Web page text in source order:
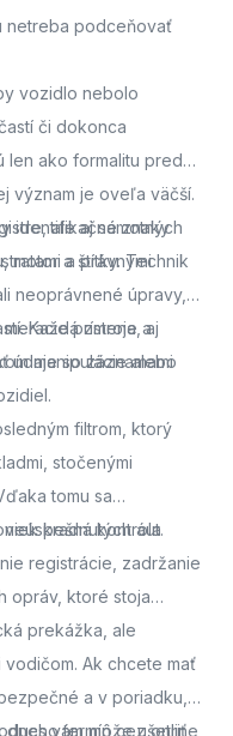
netreba podceňovať
vozidlo nebolo
či dokonca
len ako formalitu pred
význam je oveľa väčší.
ale aj samotných
a právnymi
identifikačné znaky
motor a štítky. Technik
neoprávnené úpravy,
Každá zmena, aj
manipulácie alebo
prístroje a
údaje so záznamami
filtrom, ktorý
stočenými
tomu sa
kradnutých áut.
kontrola
registrácie, zadržanie
opráv, ktoré stoja
prekážka, ale
Ak chcete mať
a v poriadku,
dnes vám môže ušetriť
termín cez online